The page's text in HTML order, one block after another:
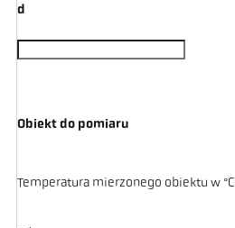
d
Obiekt do pomiaru
Temperatura mierzonego obiektu w °C